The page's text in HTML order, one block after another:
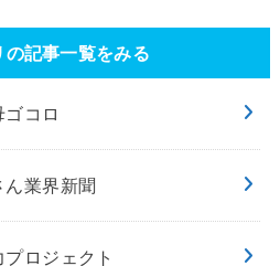
の記事一覧をみる
ゴコロ
ん業界新聞
ロジェクト